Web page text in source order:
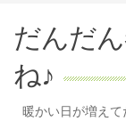
だんだ
ね♪
暖かい日が増え